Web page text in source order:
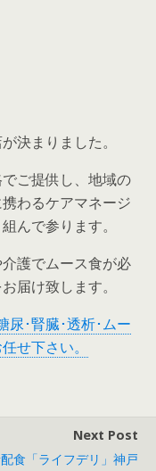
決まりました。
ご提供し、地域の
わるケアマネージ
んで参ります。
護でムース食が必
届け致します。
尿･腎臓･透析･ムー
せ下さい。
Next Post
食「ライフデリ」神戸